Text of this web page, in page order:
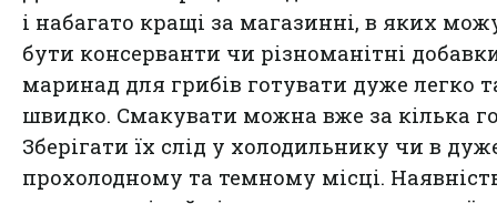
і набагато кращі за магазинні, в яких
бути консерванти чи різноманітні
маринад для грибів готувати дуже легко
швидко. Смакувати можна вже за кілька
Зберігати їх слід у холодильнику чи в
прохолодному та темному місці.